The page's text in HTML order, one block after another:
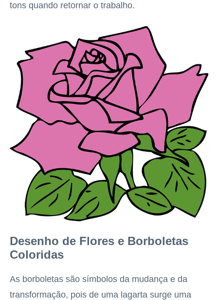
tons quando retornar o trabalho.
Desenho de Flores e Borboletas
Coloridas
As borboletas são símbolos da mudança e da
transformação, pois de uma lagarta surge uma